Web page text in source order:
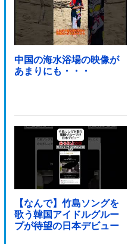
中国の海水浴場の映像が
あまりにも・・・
【なんで】竹島ソングを
歌う韓国アイドルグルー
プが待望の日本デビュー